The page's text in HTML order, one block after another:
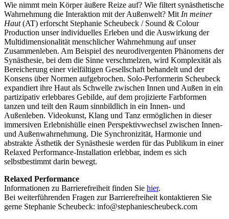
Wie nimmt mein Körper äußere Reize auf? Wie filtert synästhetische
Wahrnehmung die Interaktion mit der Außenwelt? Mit In meiner
Haut(AT) erforscht Stephanie Scheubeck / Sound & Colour
Production unser individuelles Erleben und die Auswirkung der
Multidimensionalität menschlicher Wahrnehmung auf unser
Zusammenleben. Am Beispiel des neurodivergenten Phänomens der
Synästhesie, bei dem die Sinne verschmelzen, wird Komplexität als
Bereicherung einer vielfältigen Gesellschaft behandelt und der
Konsens über Normen aufgebrochen. Solo-Performerin Scheubeck
expandiert ihre Haut als Schwelle zwischen Innen und Außen in ein
partizipativ erlebbares Gebilde, auf dem projizierte Farbformen
tanzen und teilt den Raum sinnbildlich in ein Innen- und
Außenleben. Videokunst, Klang und Tanz ermöglichen in dieser
immersiven Erlebnishülle einen Perspektivwechsel zwischen Innen-
und Außenwahrnehmung. Die Synchronizität, Harmonie und
abstrakte Ästhetik der Synästhesie werden für das Publikum in einer
Relaxed Performance-Installation erlebbar, indem es sich
selbstbestimmt darin bewegt.
Relaxed Performance
Informationen zu Barrierefreiheit finden Sie hier.
Bei weiterführenden Fragen zur Barrierefreiheit kontaktieren Sie
gerne Stephanie Scheubeck: info@stephaniescheubeck.com